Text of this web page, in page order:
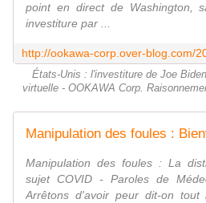
point en direct de Washington,
investiture par ...
États-Unis : l'investiture de Joe
virtuelle - OOKAWA Corp.
Manipulation des foules : La
sujet COVID - Paroles de
Arrêtons d'avoir peur dit-on tout